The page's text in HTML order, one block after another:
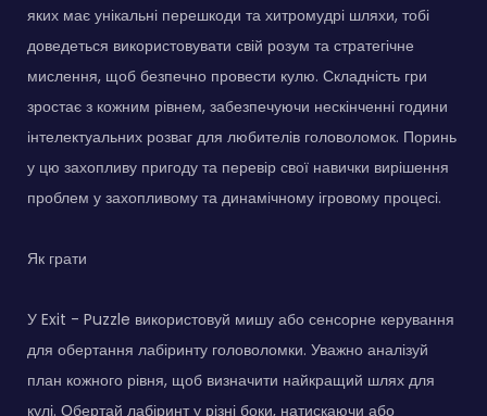
яких має унікальні перешкоди та хитромудрі шляхи, тобі
доведеться використовувати свій розум та стратегічне
мислення, щоб безпечно провести кулю. Складність гри
зростає з кожним рівнем, забезпечуючи нескінченні години
інтелектуальних розваг для любителів головоломок. Поринь
у цю захопливу пригоду та перевір свої навички вирішення
проблем у захопливому та динамічному ігровому процесі.
Як грати
У Exit - Puzzle використовуй мишу або сенсорне керування
для обертання лабіринту головоломки. Уважно аналізуй
план кожного рівня, щоб визначити найкращий шлях для
кулі. Обертай лабіринт у різні боки, натискаючи або